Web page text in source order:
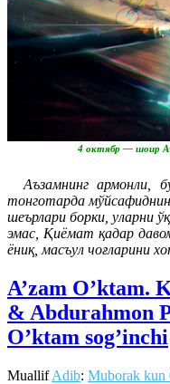
4 октябр — шоир
Аъзамнинг армонли,
тонготарда
шеърлари борки, уларни
эмас, Қиёмат қадар
ёниқ, масъул чоғларини
A’zam O’ktam.
& Abdurahmon
O’ktam sog’inchi
MuallifAdib: Muborak kun